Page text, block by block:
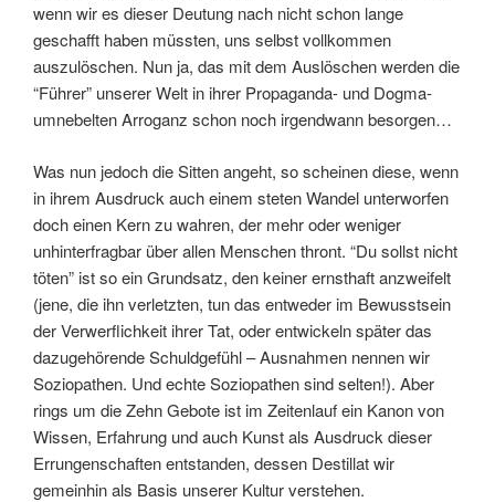
wenn wir es dieser Deutung nach nicht schon lange
geschafft haben müssten, uns selbst vollkommen
auszulöschen. Nun ja, das mit dem Auslöschen werden die
“Führer” unserer Welt in ihrer Propaganda- und Dogma-
umnebelten Arroganz schon noch irgendwann besorgen…
Was nun jedoch die Sitten angeht, so scheinen diese, wenn
in ihrem Ausdruck auch einem steten Wandel unterworfen
doch einen Kern zu wahren, der mehr oder weniger
unhinterfragbar über allen Menschen thront. “Du sollst nicht
töten” ist so ein Grundsatz, den keiner ernsthaft anzweifelt
(jene, die ihn verletzten, tun das entweder im Bewusstsein
der Verwerflichkeit ihrer Tat, oder entwickeln später das
dazugehörende Schuldgefühl – Ausnahmen nennen wir
Soziopathen. Und echte Soziopathen sind selten!). Aber
rings um die Zehn Gebote ist im Zeitenlauf ein Kanon von
Wissen, Erfahrung und auch Kunst als Ausdruck dieser
Errungenschaften entstanden, dessen Destillat wir
gemeinhin als Basis unserer Kultur verstehen.